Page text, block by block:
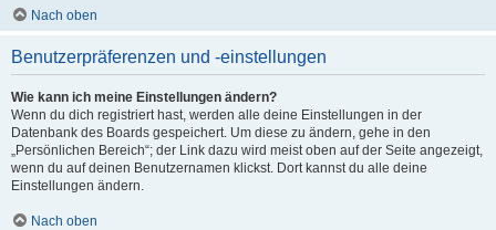
Nach oben
Benutzerpräferenzen und -einstellungen
Wie kann ich meine Einstellungen ändern?
Wenn du dich registriert hast, werden alle deine Einstellungen in der
Datenbank des Boards gespeichert. Um diese zu ändern, gehe in den
„Persönlichen Bereich“; der Link dazu wird meist oben auf der Seite angezeigt,
wenn du auf deinen Benutzernamen klickst. Dort kannst du alle deine
Einstellungen ändern.
Nach oben